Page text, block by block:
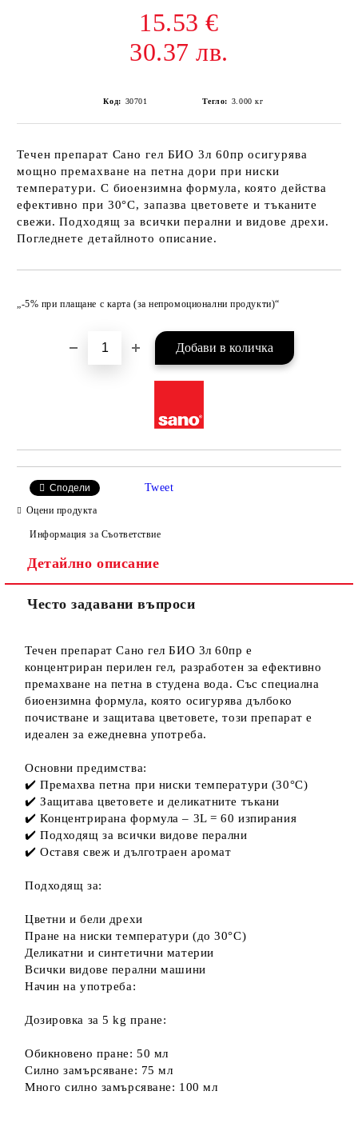
15.53 €
30.37 лв.
Код: 30701 Тегло: 3.000 кг
Течен препарат Сано гел БИО 3л 60пр осигурява
мощно премахване на петна дори при ниски
температури. С биоензимна формула, която действа
ефективно при 30°C, запазва цветовете и тъканите
свежи. Подходящ за всички перални и видове дрехи.
Погледнете детайлното описание.
„-5% при плащане с карта (за непромоционални продукти)“
Сподели Tweet
Оцени продукта
Информация за Съответствие
Детайлно описание
Често задавани въпроси
Течен препарат Сано гел БИО 3л 60пр е
концентриран перилен гел, разработен за ефективно
премахване на петна в студена вода. Със специална
биоензимна формула, която осигурява дълбоко
почистване и защитава цветовете, този препарат е
идеален за ежедневна употреба.
Основни предимства:
✔️ Премахва петна при ниски температури (30°C)
✔️ Защитава цветовете и деликатните тъкани
✔️ Концентрирана формула – 3L = 60 изпирания
✔️ Подходящ за всички видове перални
✔️ Оставя свеж и дълготраен аромат
Подходящ за:
Цветни и бели дрехи
Пране на ниски температури (до 30°C)
Деликатни и синтетични материи
Всички видове перални машини
Начин на употреба:
Дозировка за 5 kg пране:
Обикновено пране: 50 мл
Силно замърсяване: 75 мл
Много силно замърсяване: 100 мл